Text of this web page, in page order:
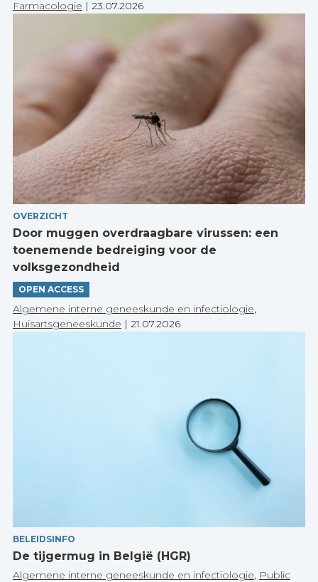
Farmacologie | 23.07.2026
OVERZICHT
Door muggen overdraagbare virussen: een
toenemende bedreiging voor de
volksgezondheid
OPEN ACCESS
Algemene interne geneeskunde en infectiologie,
Huisartsgeneeskunde | 21.07.2026
BELEIDSINFO
De tijgermug in België (HGR)
Algemene interne geneeskunde en infectiologie Public